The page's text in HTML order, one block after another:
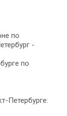
по
-
по
Петербурге: